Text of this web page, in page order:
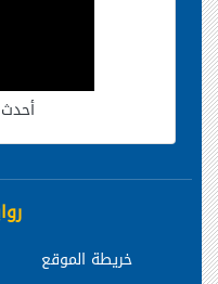
خريطة الموقع